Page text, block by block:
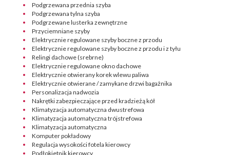
Podgrzewana przednia szyba
Podgrzewana tylna szyba
Podgrzewane lusterka zewnętrzne
Przyciemniane szyby
Elektrycznie regulowane szyby boczne z przodu
Elektrycznie regulowane szyby boczne z przodu i z tyłu
Relingi dachowe (srebrne)
Elektrycznie regulowane okno dachowe
Elektrycznie otwierany korek wlewu paliwa
Elektrycznie otwierane / zamykane drzwi bagażnika
Personalizacja nadwozia
Nakrętki zabezpieczające przed kradzieżą kół
Klimatyzacja automatyczna dwustrefowa
Klimatyzacja automatyczna trójstrefowa
Klimatyzacja automatyczna
Komputer pokładowy
Regulacja wysokości fotela kierowcy
Podłokietnik kierowcy